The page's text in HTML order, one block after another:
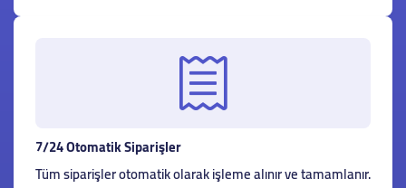
7/24 Otomatik Siparişler
Tüm siparişler otomatik olarak işleme alınır ve tamamlanır.